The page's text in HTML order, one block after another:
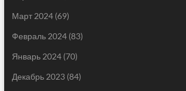
Март 2024(69)
Февраль 2024(83)
Январь 2024(70)
Декабрь 2023(84)